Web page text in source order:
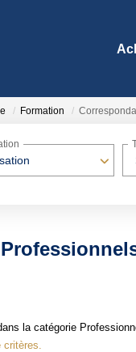
Formation
la catégorie